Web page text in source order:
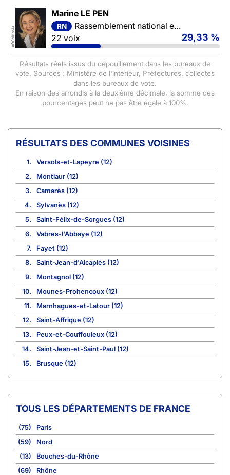
©
Wikimedia
Marine LE PEN
RN
Rassemblement national et ses alliés
22 voix
29,33 %
Résultats réels issus du dépouillement dans les bureaux de
vote. Sources : Ministère de l'intérieur, Préfectures, collectes
dans les bureaux de vote.
En raison des arrondis à la deuxième décimale, la somme des
pourcentages peut ne pas être égale à 100%.
COMMUNES VOISINES
1.
Versols-et-Lapeyre (12)
2.
Montlaur (12)
3.
Camarès (12)
4.
Sylvanès (12)
5.
Saint-Félix-de-Sorgues (12)
6.
Vabres-l'Abbaye (12)
7.
Fayet (12)
8.
Saint-Jean-d'Alcapiès (12)
9.
Montagnol (12)
10.
Mounes-Prohencoux (12)
11.
Marnhagues-et-Latour (12)
12.
Saint-Affrique (12)
13.
Peux-et-Couffouleux (12)
14.
Saint-Jean-et-Saint-Paul (12)
15.
Brusque (12)
TOUS LES DÉPARTEMENTS DE FRANCE
(75)
Paris
(59)
Nord
(13)
Bouches-du-Rhône
(69)
Rhône